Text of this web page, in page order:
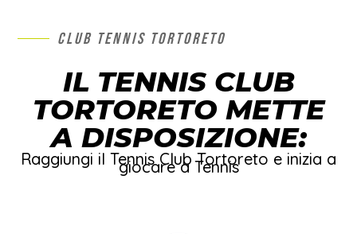
CLUB TENNIS TORTORETO
IL TENNIS CLUB
TORTORETO METTE
A DISPOSIZIONE:
Raggiungi il Tennis Club Tortoreto e inizia a
giocare a Tennis